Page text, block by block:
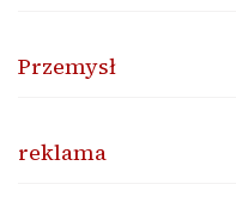
Przemysł
reklama